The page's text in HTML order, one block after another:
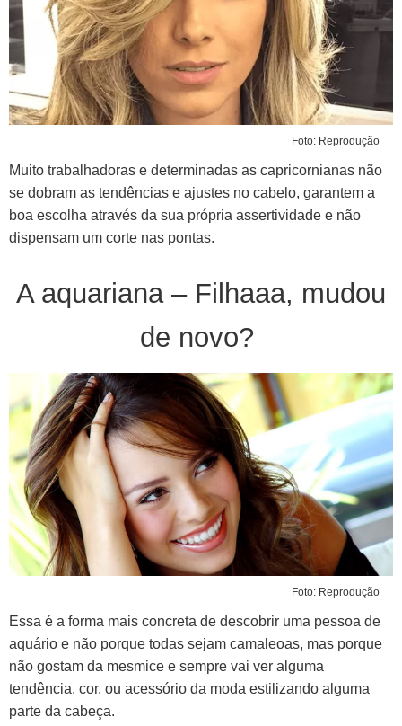
Foto: Reprodução
Muito trabalhadoras e determinadas as capricornianas não
se dobram as tendências e ajustes no cabelo, garantem a
boa escolha através da sua própria assertividade e não
dispensam um corte nas pontas.
A aquariana – Filhaaa, mudou
de novo?
Foto: Reprodução
Essa é a forma mais concreta de descobrir uma pessoa de
aquário e não porque todas sejam camaleoas, mas porque
não gostam da mesmice e sempre vai ver alguma
tendência, cor, ou acessório da moda estilizando alguma
parte da cabeça.